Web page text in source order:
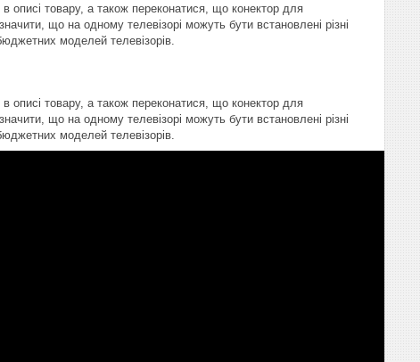
описі товару, а також переконатися, що конектор для
що на одному телевізорі можуть бути встановлені різні
моделей телевізорів.
описі товару, а також переконатися, що конектор для
що на одному телевізорі можуть бути встановлені різні
моделей телевізорів.